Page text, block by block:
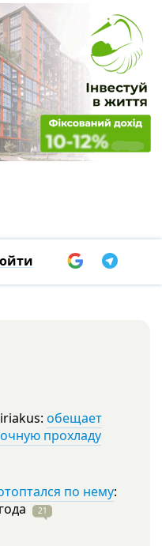
обещает
прохладу
по нему:
года 21